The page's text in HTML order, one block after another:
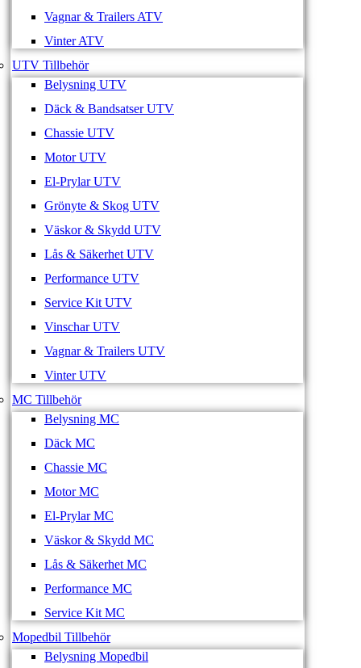
Vagnar & Trailers ATV
Vinter ATV
UTV Tillbehör
Belysning UTV
Däck & Bandsatser UTV
Chassie UTV
Motor UTV
El-Prylar UTV
Grönyte & Skog UTV
Väskor & Skydd UTV
Lås & Säkerhet UTV
Performance UTV
Service Kit UTV
Vinschar UTV
Vagnar & Trailers UTV
Vinter UTV
MC Tillbehör
Belysning MC
Däck MC
Chassie MC
Motor MC
El-Prylar MC
Väskor & Skydd MC
Lås & Säkerhet MC
Performance MC
Service Kit MC
Mopedbil Tillbehör
Belysning Mopedbil